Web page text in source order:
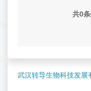
武汉转导生物科技发展
共0